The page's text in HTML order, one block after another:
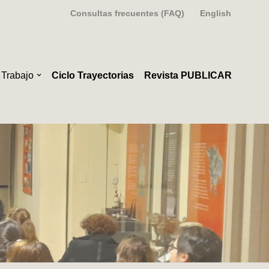
Consultas frecuentes (FAQ) English
Ciclo Trayectorias Revista PUBLICAR